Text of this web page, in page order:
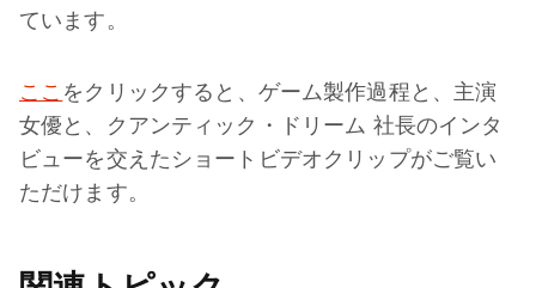
ています。
ここ をクリックすると、ゲーム製作過程と、主演
女優と、クアンティック・ドリーム 社長のインタ
ビューを交えたショートビデオクリップがご覧い
ただけます。